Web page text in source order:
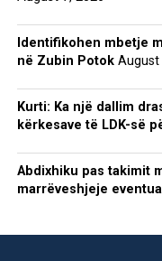
Identifikohen mbetje
në Zubin Potok August
Kurti: Ka një dallim
kërkesave të LDK-së
Abdixhiku pas takimit
marrëveshjeje